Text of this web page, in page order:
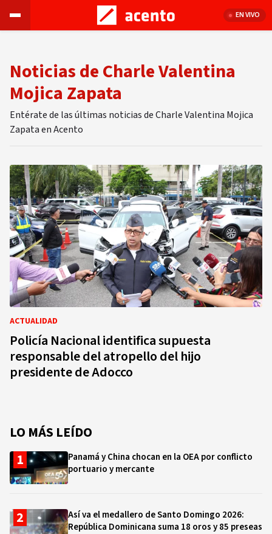
EN VIVO
Noticias de Charle Valentina
Mojica Zapata
Entérate de las últimas noticias de Charle Valentina Mojica
Zapata en Acento
ACTUALIDAD
Policía Nacional identifica supuesta
responsable del atropello del hijo
presidente de Adocco
LO MÁS LEÍDO
Panamá y China chocan en la OEA por conflicto
portuario y mercante
Así va el medallero de Santo Domingo 2026:
República Dominicana suma 18 oros y 85 preseas